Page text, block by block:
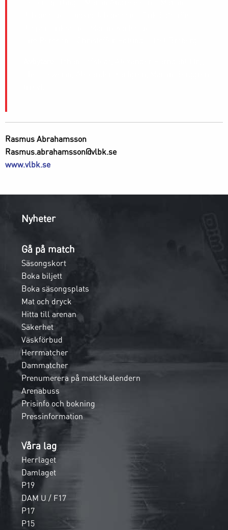
Rasmus Abrahamsson
Rasmus.abrahamsson@vlbk.se
www.vlbk.se
Nyheter
Gå på match
Säsongskort
Boka biljett
Boka säsongsplats
Mat och dryck
Hitta till arenan
Säkerhet
Väskförbud
Herrmatcher
Dammatcher
Prenumerera på matchkalendern
Arenabuss
Prisinfo och bokning
Pressinformation
Våra lag
Herrlaget
Damlaget
P19
DAM U / F17
P17
P15